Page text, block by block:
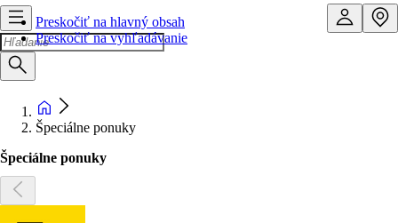
Preskočiť na hlavný obsah
Preskočiť na vyhľadávanie
Špeciálne ponuky
Špeciálne ponuky